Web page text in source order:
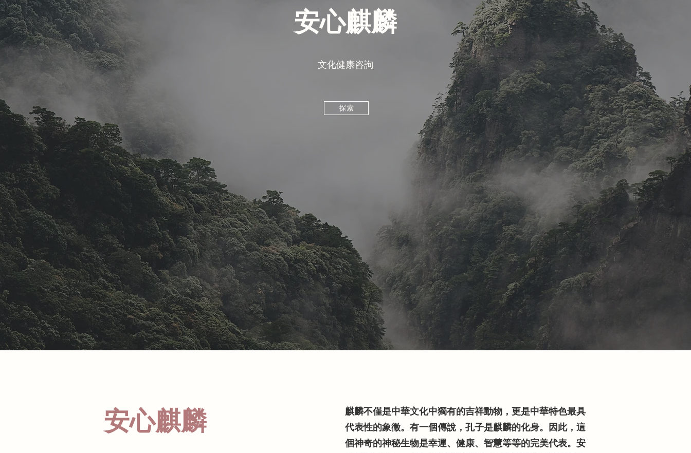
安心麒麟
文化健康咨詢
探索
​安心麒麟
麒麟不僅是中華文化中獨有的吉祥動物，更是中華特色最具
代表性的象徵。有一個傳說，孔子是麒麟的化身。因此，這
個神奇的神秘生物是幸運、健康、智慧等等的完美代表。安